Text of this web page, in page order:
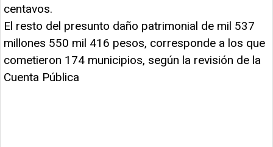
centavos.
El resto del presunto daño patrimonial de mil 537
millones 550 mil 416 pesos, corresponde a los que
cometieron 174 municipios, según la revisión de la
Cuenta Pública